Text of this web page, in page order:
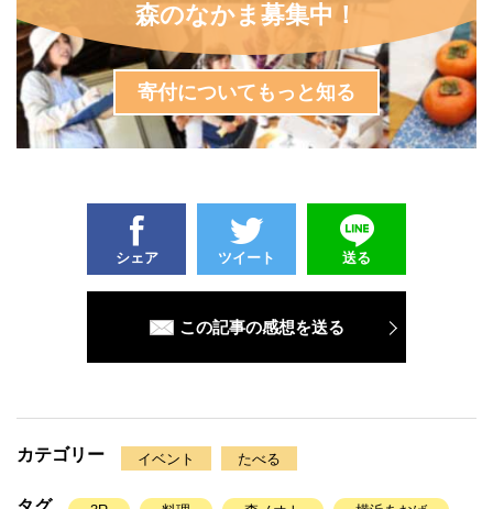
森のなかま募集中！
寄付についてもっと知る
シェア ツイート 送る
この記事の感想を送る
カテゴリー イベント たべる